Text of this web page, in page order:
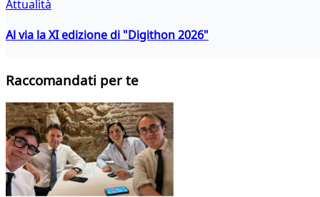
Attualità
Al via la XI edizione di "Digithon 2026"
Raccomandati per te